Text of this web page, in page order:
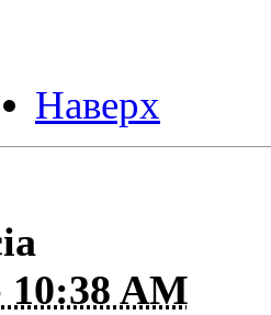
Наверх
10:38 AM